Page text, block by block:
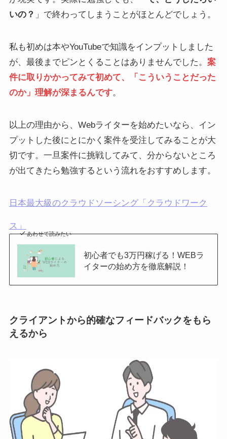
いの？ 」で終わってしまうことがほとんどでしょう。
私も初めは本やYouTubeで知識をインプットしました
が、最後までピンとくることはありませんでした。 案
件に取りかかってみて初めて、「こういうことだった
のか」理解が深まるんです。
以上の理由から、Webライターを始めたいなら、イン
プットした後にとにかく案件を受注してみることが大
切です。一旦案件に挑戦してみて、分からないところ
が出てきたら勉強するという流れをおすすめします。
日本最大級のクラウドソーシング「クラウドワーク
ス」
あわせて読みたい
初心者でも3万円稼げる！WEBラ
イターの始め方を徹底解説！
クライアントから的確なフィードバックをもら
えるから